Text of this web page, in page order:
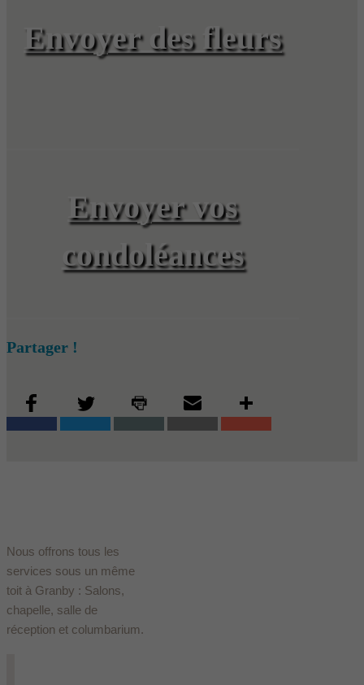
Envoyer des fleurs
Envoyer vos
condoléances
Partager !
Nous offrons tous les
services sous un même
toit à Granby : Salons,
chapelle, salle de
réception et columbarium.